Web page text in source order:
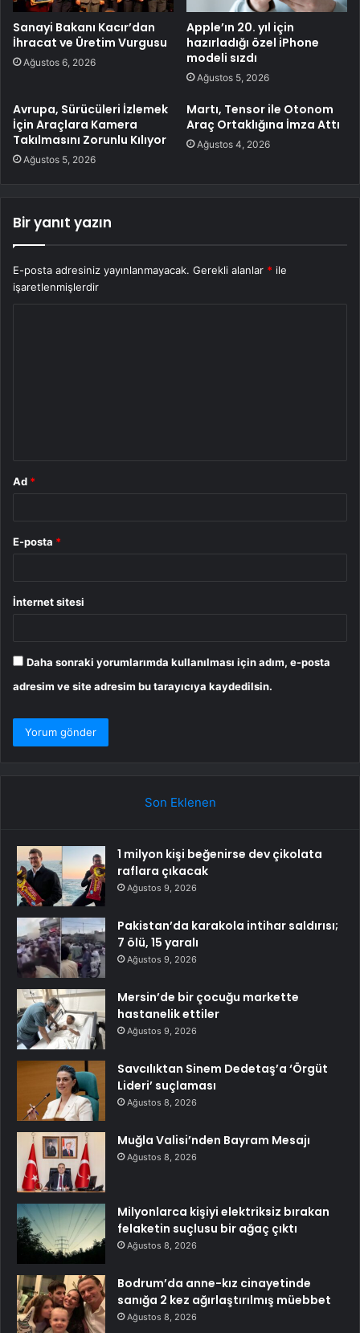
Sanayi Bakanı Kacır’dan
İhracat ve Üretim Vurgusu
Ağustos 6, 2026
Apple’ın 20. yıl için
hazırladığı özel iPhone
modeli sızdı
Ağustos 5, 2026
Avrupa, Sürücüleri İzlemek
İçin Araçlara Kamera
Takılmasını Zorunlu Kılıyor
Ağustos 5, 2026
Martı, Tensor ile Otonom
Araç Ortaklığına İmza Attı
Ağustos 4, 2026
Bir yanıt yazın
E-posta adresiniz yayınlanmayacak. Gerekli alanlar * ile
işaretlenmişlerdir
Ad *
E-posta *
İnternet sitesi
Daha sonraki yorumlarımda kullanılması için adım, e-posta
adresim ve site adresim bu tarayıcıya kaydedilsin.
Son Eklenen
1 milyon kişi beğenirse dev çikolata
raflara çıkacak
Ağustos 9, 2026
Pakistan’da karakola intihar saldırısı;
7 ölü, 15 yaralı
Ağustos 9, 2026
Mersin’de bir çocuğu markette
hastanelik ettiler
Ağustos 9, 2026
Savcılıktan Sinem Dedetaş’a ‘Örgüt
Lideri’ suçlaması
Ağustos 8, 2026
Muğla Valisi’nden Bayram Mesajı
Ağustos 8, 2026
Milyonlarca kişiyi elektriksiz bırakan
felaketin suçlusu bir ağaç çıktı
Ağustos 8, 2026
Bodrum’da anne-kız cinayetinde
sanığa 2 kez ağırlaştırılmış müebbet
Ağustos 8, 2026